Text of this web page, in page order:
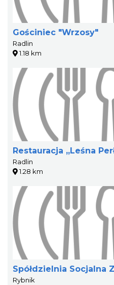
Gościniec "Wrzosy"
Radlin
1.18 km
Restauracja „Leśna
Radlin
1.28 km
Spółdzielnia Socjalna
Rybnik